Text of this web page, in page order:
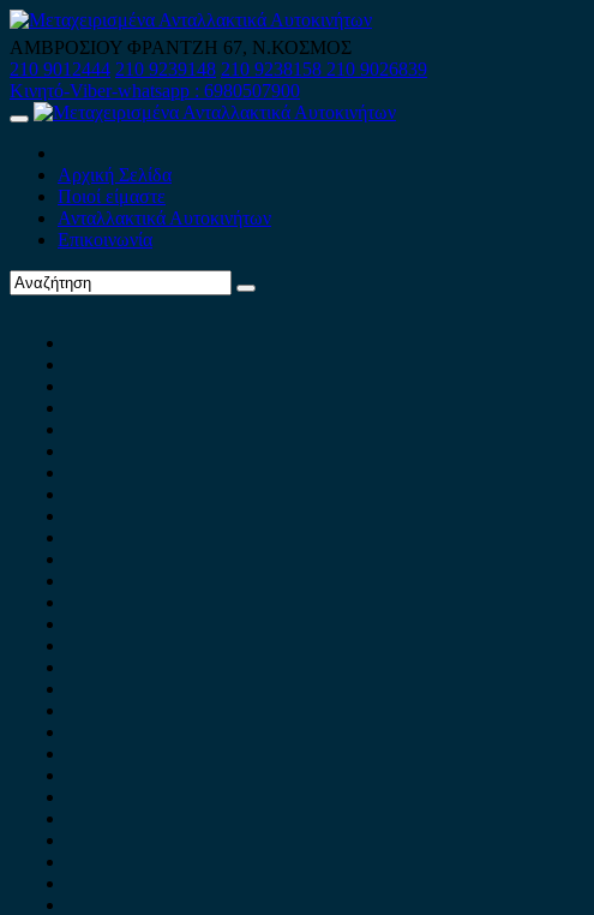
Skip
to
content
ΑΜΒΡΟΣΙΟΥ ΦΡΑΝΤΖΗ 67, Ν.ΚΟΣΜΟΣ
210 9012444 210 9239148 210 9238158 210 9026839
Κινητό-Viber-whatsapp : 6980507900
Primary
Αρχική Σελίδα
Ποιοί είμαστε
Ανταλλακτικά Αυτοκινήτων
Επικοινωνία